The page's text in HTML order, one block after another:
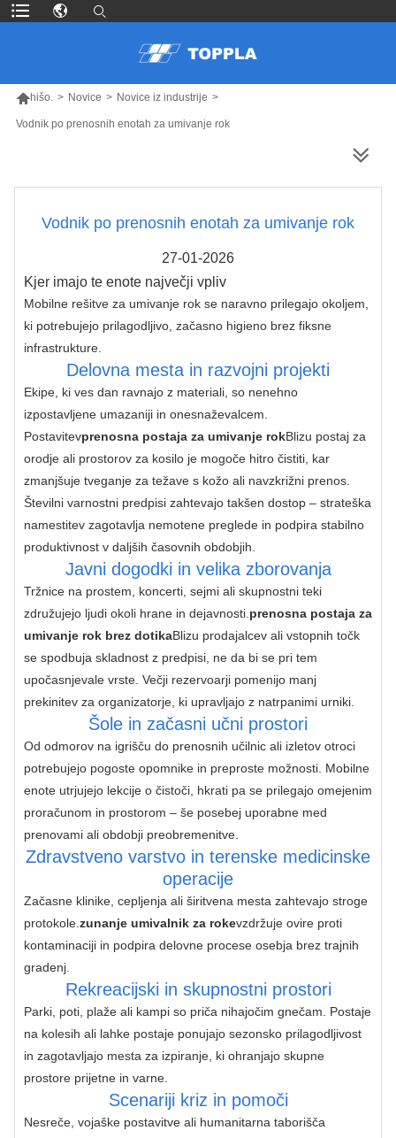
hišo. > Novice > Novice iz industrije >
Vodnik po prenosnih enotah za umivanje rok
Vodnik po prenosnih enotah za umivanje rok
27-01-2026
Kjer imajo te enote največji vpliv
Mobilne rešitve za umivanje rok se naravno prilegajo okoljem,
ki potrebujejo prilagodljivo, začasno higieno brez fiksne
infrastrukture.
Delovna mesta in razvojni projekti
Ekipe, ki ves dan ravnajo z materiali, so nenehno
izpostavljene umazaniji in onesnaževalcem.
Postavitevprenosna postaja za umivanje rokBlizu postaj za
orodje ali prostorov za kosilo je mogoče hitro čistiti, kar
zmanjšuje tveganje za težave s kožo ali navzkrižni prenos.
Številni varnostni predpisi zahtevajo takšen dostop – strateška
namestitev zagotavlja nemotene preglede in podpira stabilno
produktivnost v daljših časovnih obdobjih.
Javni dogodki in velika zborovanja
Tržnice na prostem, koncerti, sejmi ali skupnostni teki
združujejo ljudi okoli hrane in dejavnosti. prenosna postaja za
umivanje rok brez dotikaBlizu prodajalcev ali vstopnih točk
se spodbuja skladnost z predpisi, ne da bi se pri tem
upočasnjevale vrste. Večji rezervoarji pomenijo manj
prekinitev za organizatorje, ki upravljajo z natrpanimi urniki.
Šole in začasni učni prostori
Od odmorov na igrišču do prenosnih učilnic ali izletov otroci
potrebujejo pogoste opomnike in preproste možnosti. Mobilne
enote utrjujejo lekcije o čistoči, hkrati pa se prilegajo omejenim
proračunom in prostorom – še posebej uporabne med
prenovami ali obdobji preobremenitve.
Zdravstveno varstvo in terenske medicinske
operacije
Začasne klinike, cepljenja ali širitvena mesta zahtevajo stroge
protokole. zunanje umivalnik za rokevzdržuje ovire proti
kontaminaciji in podpira delovne procese osebja brez trajnih
gradenj.
Rekreacijski in skupnostni prostori
Parki, poti, plaže ali kampi so priča nihajočim gnečam. Postaje
na kolesih ali lahke postaje ponujajo sezonsko prilagodljivost
in zagotavljajo mesta za izpiranje, ki ohranjajo skupne
prostore prijetne in varne.
Scenariji kriz in pomoči
Nesreče, vojaške postavitve ali humanitarna taborišča